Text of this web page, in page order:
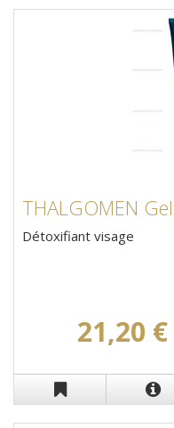
THALGOMEN
Détoxifiant visage
21,20 €